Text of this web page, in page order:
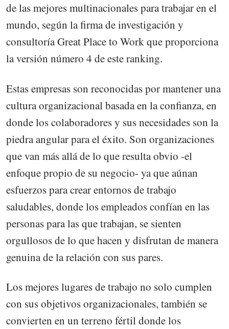
de las mejores multinacionales para trabajar en el
mundo, según la firma de investigación y
consultoría Great Place to Work que proporciona
la versión número 4 de este ranking.
Estas empresas son reconocidas por mantener una
cultura organizacional basada en la confianza, en
donde los colaboradores y sus necesidades son la
piedra angular para el éxito. Son organizaciones
que van más allá de lo que resulta obvio -el
enfoque propio de su negocio- ya que aúnan
esfuerzos para crear entornos de trabajo
saludables, donde los empleados confían en las
personas para las que trabajan, se sienten
orgullosos de lo que hacen y disfrutan de manera
genuina de la relación con sus pares.
Los mejores lugares de trabajo no solo cumplen
con sus objetivos organizacionales, también se
convierten en un terreno fértil donde los